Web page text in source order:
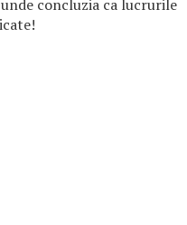
concluzia ca lucrurile